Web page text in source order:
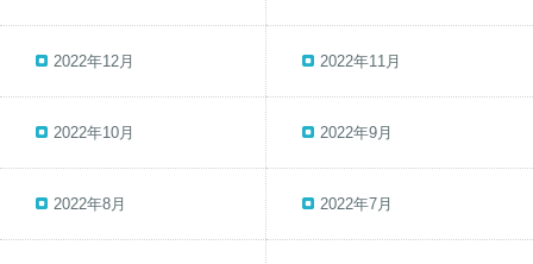
2022年12月 2022年11月
2022年10月 2022年9月
2022年8月 2022年7月